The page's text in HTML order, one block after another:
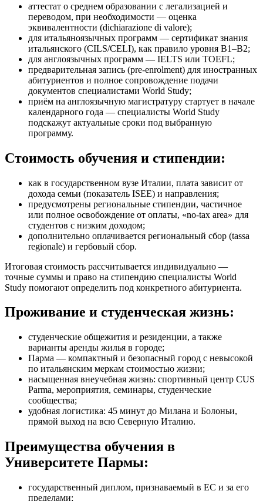
аттестат о среднем образовании с легализацией и
переводом, при необходимости — оценка
эквивалентности (dichiarazione di valore);
для итальяноязычных программ — сертификат знания
итальянского (CILS/CELI), как правило уровня B1–B2;
для англоязычных программ — IELTS или TOEFL;
предварительная запись (pre-enrolment) для иностранных
абитуриентов и полное сопровождение подачи
документов специалистами World Study;
приём на англоязычную магистратуру стартует в начале
календарного года — специалисты World Study
подскажут актуальные сроки под выбранную
программу.
Стоимость обучения и стипендии:
как в государственном вузе Италии, плата зависит от
дохода семьи (показатель ISEE) и направления;
предусмотрены региональные стипендии, частичное
или полное освобождение от оплаты, «no-tax area» для
студентов с низким доходом;
дополнительно оплачивается региональный сбор (tassa
regionale) и гербовый сбор.
Итоговая стоимость рассчитывается индивидуально —
точные суммы и право на стипендию специалисты World
Study помогают определить под конкретного абитуриента.
Проживание и студенческая жизнь:
студенческие общежития и резиденции, а также
варианты аренды жилья в городе;
Парма — компактный и безопасный город с невысокой
по итальянским меркам стоимостью жизни;
насыщенная внеучебная жизнь: спортивный центр CUS
Parma, мероприятия, семинары, студенческие
сообщества;
удобная логистика: 45 минут до Милана и Болоньи,
прямой выход на всю Северную Италию.
Преимущества обучения в
Университете Пармы:
государственный диплом, признаваемый в ЕС и за его
пределами;